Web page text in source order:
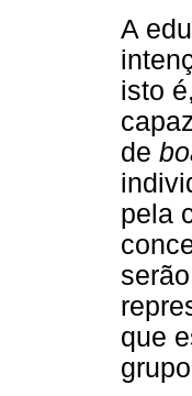
A
isto
de
pela
que